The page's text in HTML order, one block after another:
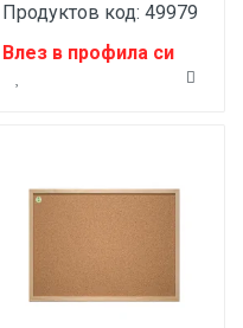
Продуктов код: 49979
Влез в профила си